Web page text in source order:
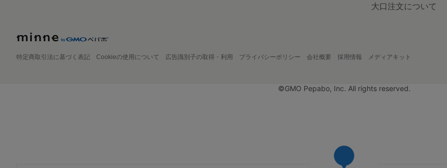
大口注文について
特定商取引法に基づく表記 Cookieの使用について 広告識別子の取得・利用 プライバシーポリシー 会社概要 採用情報 メディアキット
©GMO Pepabo, Inc. All rights reserved.